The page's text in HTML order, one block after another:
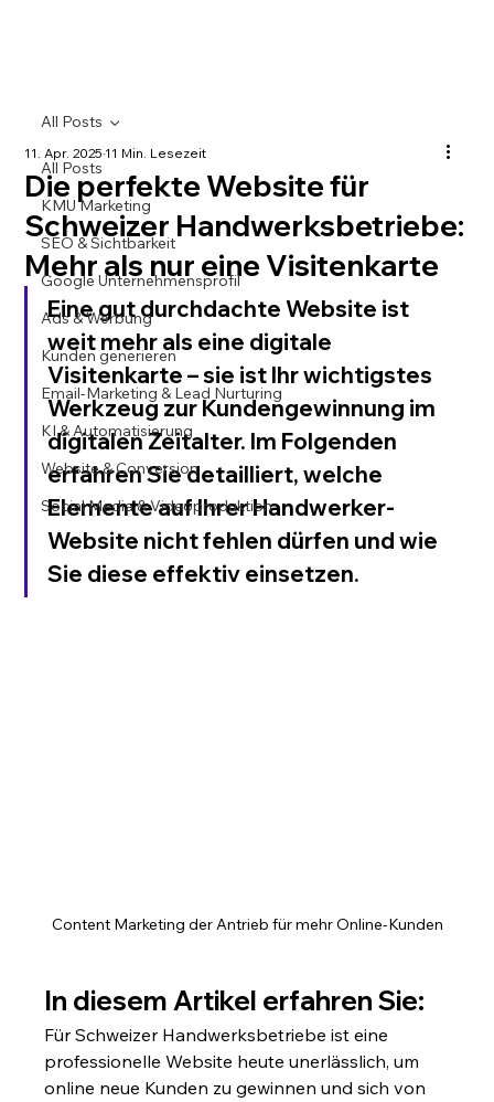
All Posts
KMU Marketing
SEO & Sichtbarkeit
Google Unternehmensprofil
Ads & Werbung
Kunden generieren
Email-Marketing & Lead Nurturing
KI & Automatisierung
Website & Conversion
Social Media & Videoproduktion
All Posts
Die perfekte Website für
Schweizer Handwerksbetriebe:
Mehr als nur eine Visitenkarte
11. Apr. 202511 Min. Lesezeit
Eine gut durchdachte Website ist
weit mehr als eine digitale
Visitenkarte – sie ist Ihr wichtigstes
Werkzeug zur Kundengewinnung im
digitalen Zeitalter. Im Folgenden
erfahren Sie detailliert, welche
Elemente auf Ihrer Handwerker-
Website nicht fehlen dürfen und wie
Sie diese effektiv einsetzen.
Content Marketing der Antrieb für mehr Online-Kunden
In diesem Artikel erfahren Sie:
Für Schweizer Handwerksbetriebe ist eine
professionelle Website heute unerlässlich, um
online neue Kunden zu gewinnen und sich von